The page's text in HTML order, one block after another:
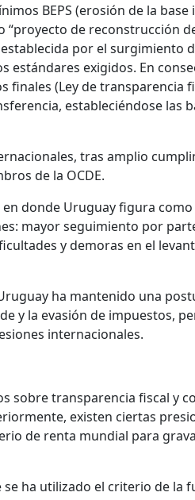
BEPS (erosión de la
“proyecto de reconstrucción
por el surgimiento
estándares exigidos. En
finales (Ley de transparencia
estableciéndose las
tras amplio
de la OCDE.
en donde Uruguay figura
mayor seguimiento por
y demoras en el
ha mantenido una
y la evasión de impuestos,
internacionales.
sobre transparencia fiscal y
existen ciertas
de renta mundial para
ha utilizado el criterio de la